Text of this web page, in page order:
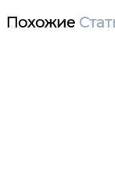
Похожие